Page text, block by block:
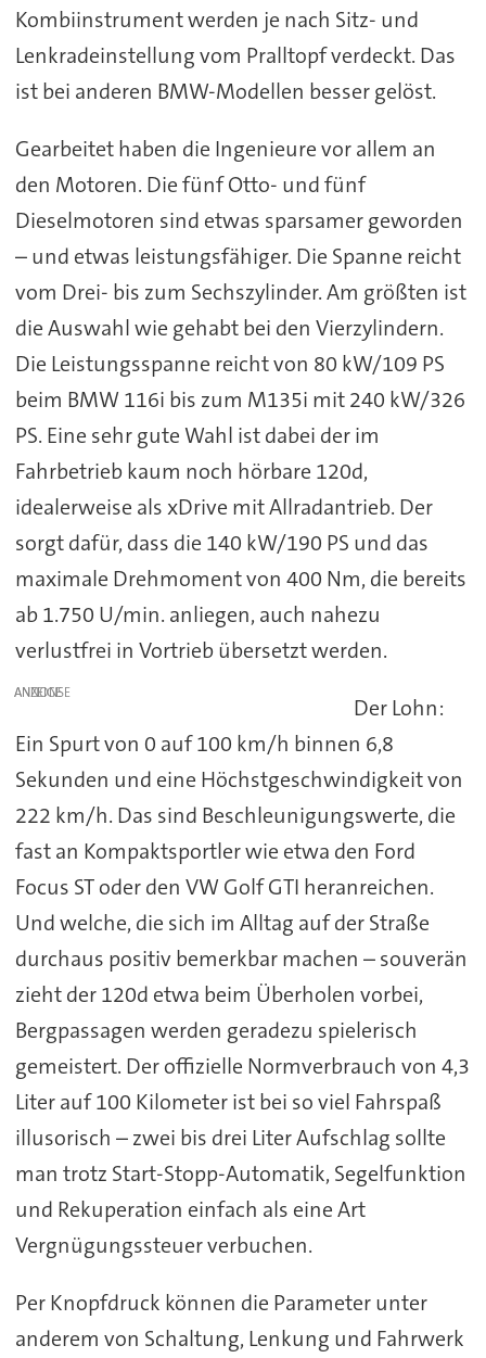
Kombiinstrument werden je nach Sitz- und
Lenkradeinstellung vom Pralltopf verdeckt. Das
ist bei anderen BMW-Modellen besser gelöst.
Gearbeitet haben die Ingenieure vor allem an
den Motoren. Die fünf Otto- und fünf
Dieselmotoren sind etwas sparsamer geworden
– und etwas leistungsfähiger. Die Spanne reicht
vom Drei- bis zum Sechszylinder. Am größten ist
die Auswahl wie gehabt bei den Vierzylindern.
Die Leistungsspanne reicht von 80 kW/109 PS
beim BMW 116i bis zum M135i mit 240 kW/326
PS. Eine sehr gute Wahl ist dabei der im
Fahrbetrieb kaum noch hörbare 120d,
idealerweise als xDrive mit Allradantrieb. Der
sorgt dafür, dass die 140 kW/190 PS und das
maximale Drehmoment von 400 Nm, die bereits
ab 1.750 U/min. anliegen, auch nahezu
verlustfrei in Vortrieb übersetzt werden.
ANZEIGE
Der Lohn:
Ein Spurt von 0 auf 100 km/h binnen 6,8
Sekunden und eine Höchstgeschwindigkeit von
222 km/h. Das sind Beschleunigungswerte, die
fast an Kompaktsportler wie etwa den Ford
Focus ST oder den VW Golf GTI heranreichen.
Und welche, die sich im Alltag auf der Straße
durchaus positiv bemerkbar machen – souverän
zieht der 120d etwa beim Überholen vorbei,
Bergpassagen werden geradezu spielerisch
gemeistert. Der offizielle Normverbrauch von 4,3
Liter auf 100 Kilometer ist bei so viel Fahrspaß
illusorisch – zwei bis drei Liter Aufschlag sollte
man trotz Start-Stopp-Automatik, Segelfunktion
und Rekuperation einfach als eine Art
Vergnügungssteuer verbuchen.
Per Knopfdruck können die Parameter unter
anderem von Schaltung, Lenkung und Fahrwerk